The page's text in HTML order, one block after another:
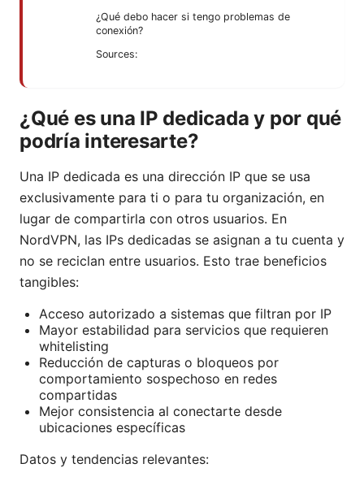
¿Qué debo hacer si tengo problemas de
conexión?
Sources:
¿Qué es una IP dedicada y por qué
podría interesarte?
Una IP dedicada es una dirección IP que se usa
exclusivamente para ti o para tu organización, en
lugar de compartirla con otros usuarios. En
NordVPN, las IPs dedicadas se asignan a tu cuenta y
no se reciclan entre usuarios. Esto trae beneficios
tangibles:
Acceso autorizado a sistemas que filtran por IP
Mayor estabilidad para servicios que requieren
whitelisting
Reducción de capturas o bloqueos por
comportamiento sospechoso en redes
compartidas
Mejor consistencia al conectarte desde
ubicaciones específicas
Datos y tendencias relevantes: